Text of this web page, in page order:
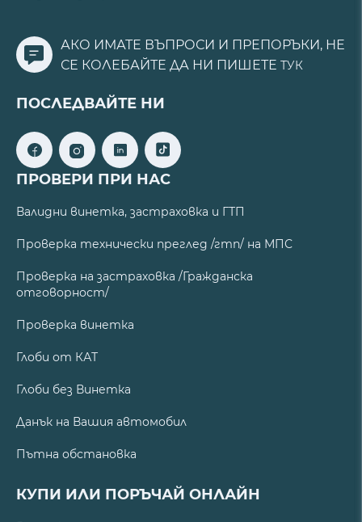
АКО ИМАТЕ ВЪПРОСИ И ПРЕПОРЪКИ, НЕ
СЕ КОЛЕБАЙТЕ ДА НИ ПИШЕТЕ ТУК
ПОСЛЕДВАЙТЕ НИ
ПРОВЕРИ ПРИ НАС
Валидни винетка, застраховка и ГТП
Проверка технически преглед /гтп/ на МПС
Проверка на застраховка /Гражданска
отговорност/
Проверка винетка
Глоби от КАТ
Глоби без Винетка
Данък на Вашия автомобил
Пътна обстановка
КУПИ ИЛИ ПОРЪЧАЙ ОНЛАЙН